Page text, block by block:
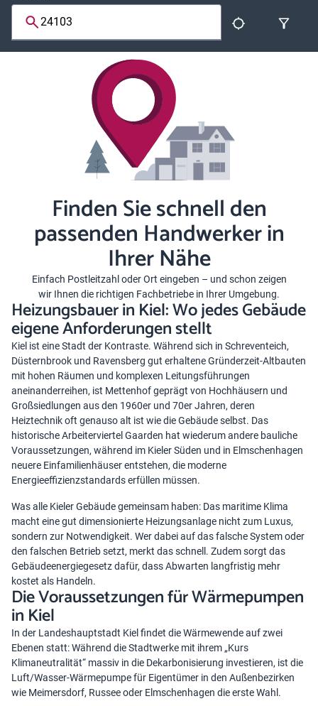
Finden Sie schnell den
passenden Handwerker in
Ihrer Nähe
Einfach Postleitzahl oder Ort eingeben – und schon zeigen
wir Ihnen die richtigen Fachbetriebe in Ihrer Umgebung.
Heizungsbauer in Kiel: Wo jedes Gebäude
eigene Anforderungen stellt
Kiel ist eine Stadt der Kontraste. Während sich in Schreventeich,
Düsternbrook und Ravensberg gut erhaltene Gründerzeit-Altbauten
mit hohen Räumen und komplexen Leitungsführungen
aneinanderreihen, ist Mettenhof geprägt von Hochhäusern und
Großsiedlungen aus den 1960er und 70er Jahren, deren
Heiztechnik oft genauso alt ist wie die Gebäude selbst. Das
historische Arbeiterviertel Gaarden hat wiederum andere bauliche
Voraussetzungen, während im Kieler Süden und in Elmschenhagen
neuere Einfamilienhäuser entstehen, die moderne
Energieeffizienzstandards erfüllen müssen.
Was alle Kieler Gebäude gemeinsam haben: Das maritime Klima
macht eine gut dimensionierte Heizungsanlage nicht zum Luxus,
sondern zur Notwendigkeit. Wer dabei auf das falsche System oder
den falschen Betrieb setzt, merkt das schnell. Zudem sorgt das
Gebäudeenergiegesetz dafür, dass Abwarten langfristig mehr
kostet als Handeln.
Die Voraussetzungen für Wärmepumpen
in Kiel
In der Landeshauptstadt Kiel findet die Wärmewende auf zwei
Ebenen statt: Während die Stadtwerke mit ihrem „Kurs
Klimaneutralität“ massiv in die Dekarbonisierung investieren, ist die
Luft/Wasser-Wärmepumpefür Eigentümer in den Außenbezirken
wie Meimersdorf, Russee oder Elmschenhagen die erste Wahl.